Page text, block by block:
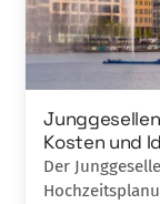
Kosten und
Der